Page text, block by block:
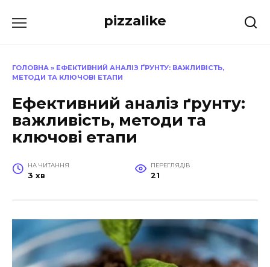
до
pizzalike
ГОЛОВНА » ЕФЕКТИВНИЙ АНАЛІЗ ҐРУНТУ: ВАЖЛИВІСТЬ,
МЕТОДИ ТА КЛЮЧОВІ ЕТАПИ
Ефективний аналіз ґрунту:
важливість, методи та
ключові етапи
НА ЧИТАННЯ
3 хв
ПЕРЕГЛЯДІВ
21